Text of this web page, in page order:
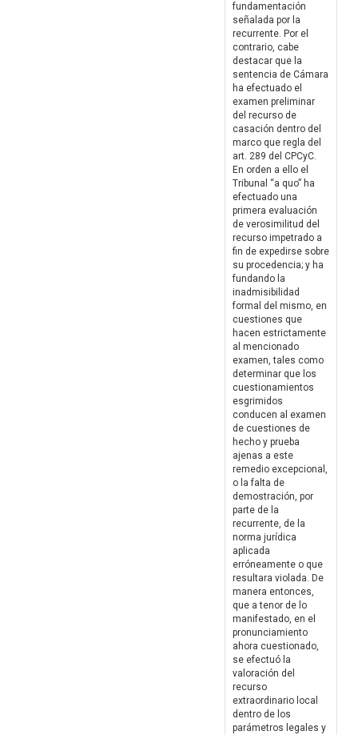
fundamentación
señalada por la
recurrente. Por el
contrario, cabe
destacar que la
sentencia de Cámara
ha efectuado el
examen preliminar
del recurso de
casación dentro del
marco que regla del
art. 289 del CPCyC.
En orden a ello el
Tribunal “a quo” ha
efectuado una
primera evaluación
de verosimilitud del
recurso impetrado a
fin de expedirse sobre
su procedencia; y ha
fundando la
inadmisibilidad
formal del mismo, en
cuestiones que
hacen estrictamente
al mencionado
examen, tales como
determinar que los
cuestionamientos
esgrimidos
conducen al examen
de cuestiones de
hecho y prueba
ajenas a este
remedio excepcional,
o la falta de
demostración, por
parte de la
recurrente, de la
norma jurídica
aplicada
erróneamente o que
resultara violada. De
manera entonces,
que a tenor de lo
manifestado, en el
pronunciamiento
ahora cuestionado,
se efectuó la
valoración del
recurso
extraordinario local
dentro de los
parámetros legales y